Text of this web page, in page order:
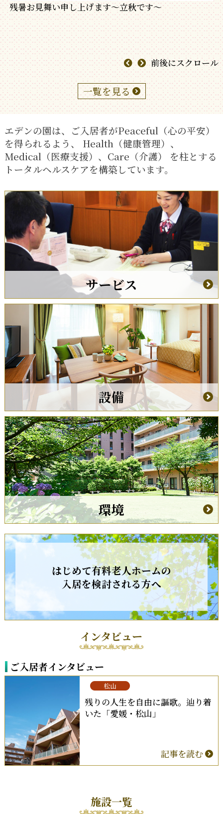
残暑お見舞い申し上げます～立秋です～
前後にスクロール
一覧を見る
エデンの園は、ご入居者がPeaceful（心の平安）
を得られるよう、
Health（健康管理）、
Medical（医療支援）、Care（介護）
を柱とする
トータルヘルスケアを構築しています。
サービス
設備
環境
はじめて有料老人ホームの
入居を検討される方へ
インタビュー
松山
ご入居者インタビュー
残りの人生を自由に謳歌。辿り着
いた「愛媛・松山」
記事を読む
施設一覧